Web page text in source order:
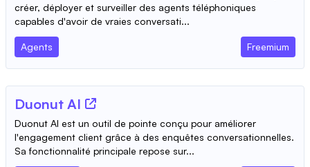
créer, déployer et surveiller des agents téléphoniques
capables d'avoir de vraies conversati...
Agents Freemium
Duonut AI
Duonut AI est un outil de pointe conçu pour améliorer
l'engagement client grâce à des enquêtes conversationnelles.
Sa fonctionnalité principale repose sur...